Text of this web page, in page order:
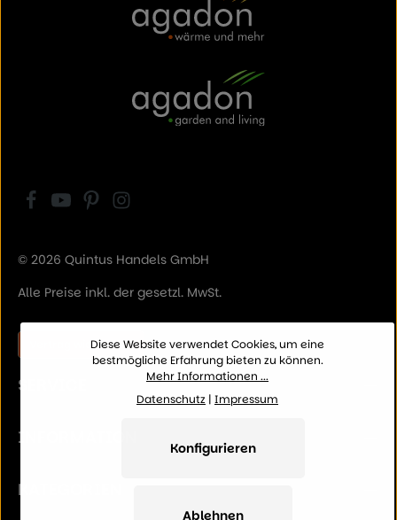
© 2026 Quintus Handels GmbH
Alle Preise inkl. der gesetzl. MwSt.
Vertrag widerrufen
SERVICE
INFORMATION
KATEGORIEN
Diese Website verwendet Cookies, um eine
bestmögliche Erfahrung bieten zu können.
Mehr Informationen ...
Datenschutz | Impressum
Ablehnen
Konfigurieren